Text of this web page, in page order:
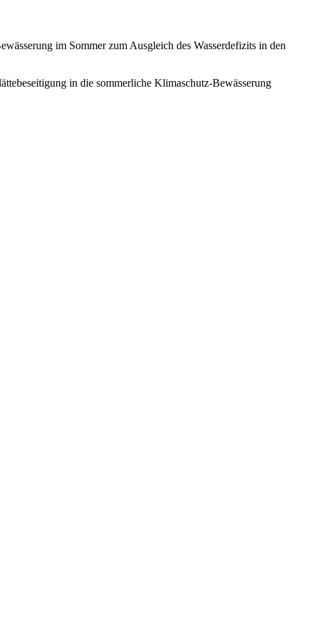
im Sommer zum Ausgleich des Wasserdefizits in den
in die sommerliche Klimaschutz-Bewässerung